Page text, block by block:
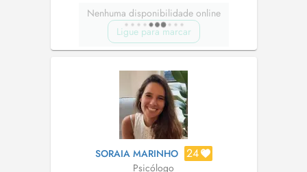
Nenhuma disponibilidade online
Ligue para marcar
SORAIA MARINHO 24
Psicólogo